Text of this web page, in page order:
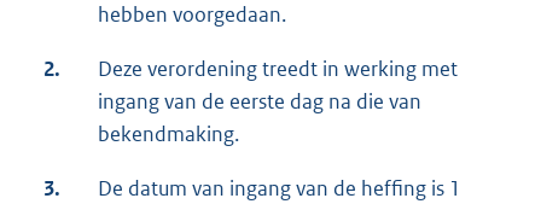
hebben voorgedaan.
2.
Deze verordening treedt in werking met
ingang van de eerste dag na die van
bekendmaking.
3.
De datum van ingang van de heffing is 1